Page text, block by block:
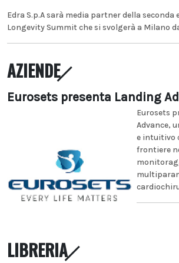
Edra S.p.A sarà media partner della seconda
Longevity Summit che si svolgerà a Milano
AZIENDE
Eurosets presenta Landing
Eurosets
Advance,
e intuitivo
frontiere
LIBRERIA